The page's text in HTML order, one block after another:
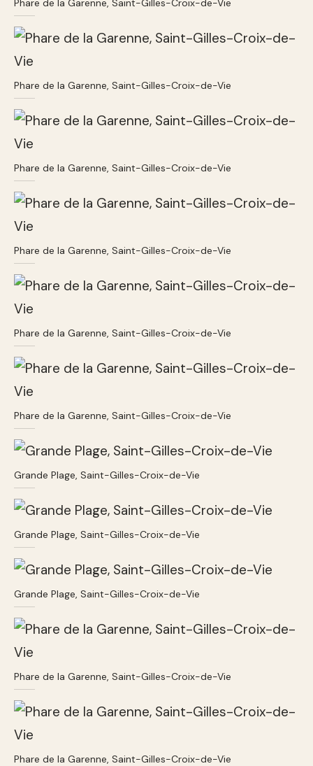
Phare de la Garenne, Saint-Gilles-Croix-de-Vie
Phare de la Garenne, Saint-Gilles-Croix-de-Vie
Phare de la Garenne, Saint-Gilles-Croix-de-Vie
Phare de la Garenne, Saint-Gilles-Croix-de-Vie
Phare de la Garenne, Saint-Gilles-Croix-de-Vie
Phare de la Garenne, Saint-Gilles-Croix-de-Vie
Grande Plage, Saint-Gilles-Croix-de-Vie
Grande Plage, Saint-Gilles-Croix-de-Vie
Grande Plage, Saint-Gilles-Croix-de-Vie
Phare de la Garenne, Saint-Gilles-Croix-de-Vie
Phare de la Garenne, Saint-Gilles-Croix-de-Vie